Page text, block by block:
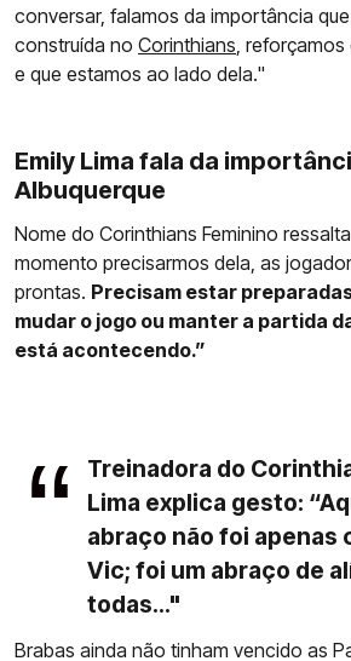
conversar, falamos da importância
construída no Corinthians ,
e que estamos ao lado dela."
Emily Lima fala da
Albuquerque
Nome do Corinthians Feminino
momento precisarmos dela, as
prontas. Precisam estar
mudar o jogo ou manter a partida
está acontecendo.”
Treinadora do
Lima explica gesto:
abraço não foi apenas
Vic; foi um abraço de
todas..."
Brabas ainda não tinham vencido as